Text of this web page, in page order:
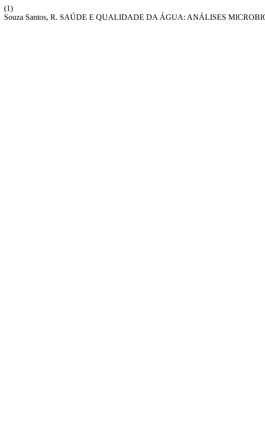
(1)
Souza Santos, R. SAÚDE E QUALIDADE DA ÁGUA: ANÁLISES